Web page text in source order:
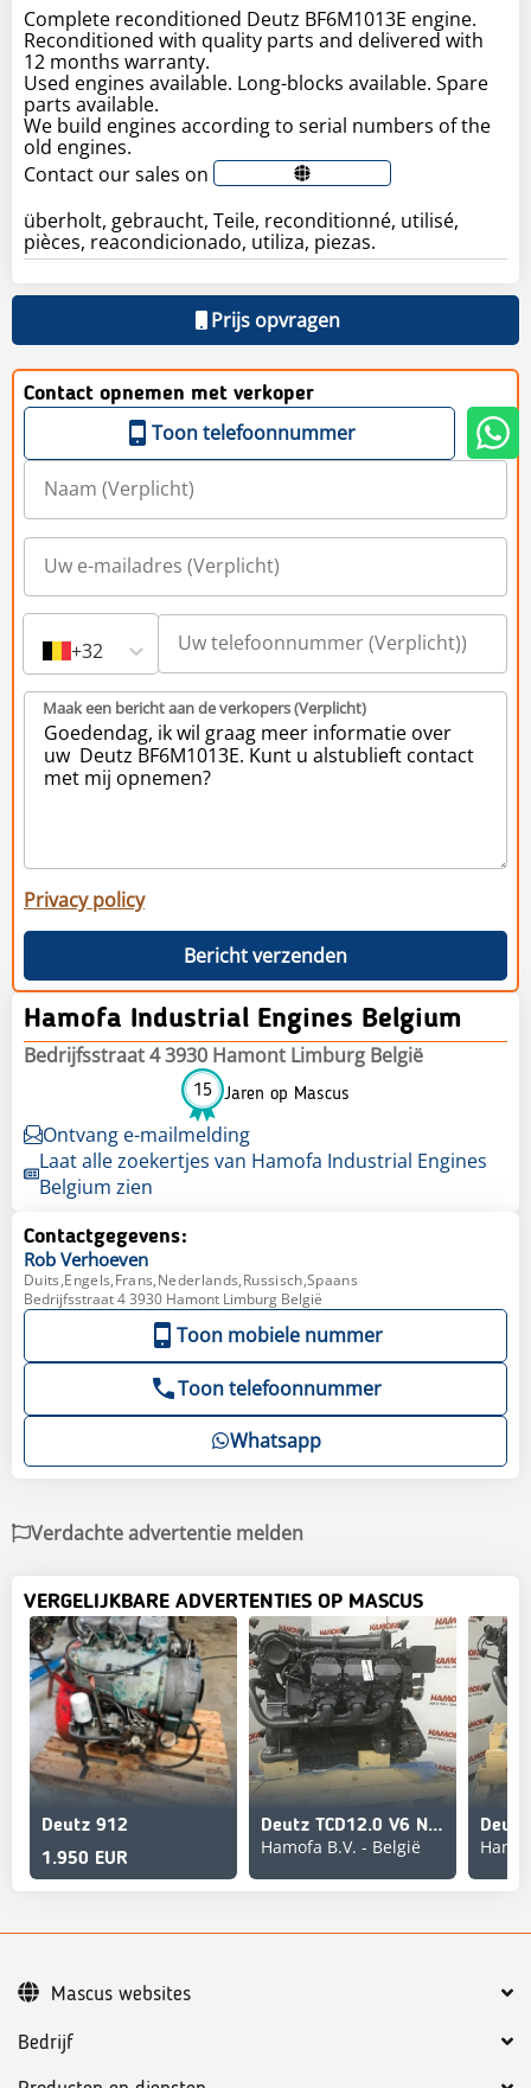
Complete reconditioned Deutz BF6M1013E engine.
Reconditioned with quality parts and delivered with
12 months warranty.
Used engines available. Long-blocks available. Spare
parts available.
We build engines according to serial numbers of the
old engines.
Contact our sales on
überholt, gebraucht, Teile, reconditionné, utilisé,
pièces, reacondicionado, utiliza, piezas.
Prijs opvragen
Contact opnemen met verkoper
Toon telefoonnummer
+32
Maak een bericht aan de verkopers (Verplicht)
Privacy policy
Bericht verzenden
Hamofa Industrial Engines Belgium
Bedrijfsstraat 4 3930 Hamont Limburg België
15 Jaren op Mascus
Ontvang e-mailmelding
Laat alle zoekertjes van Hamofa Industrial Engines
Belgium zien
Contactgegevens:
Rob Verhoeven
Duits,Engels,Frans,Nederlands,Russisch,Spaans
Bedrijfsstraat 4 3930 Hamont Limburg België
Toon mobiele nummer
Toon telefoonnummer
Whatsapp
Verdachte advertentie melden
VERGELIJKBARE ADVERTENTIES OP MASCUS
Deutz 912
1.950 EUR
Deutz TCD12.0 V6 NEW
Hamofa B.V. - België
Bedrijf
Mascus websites